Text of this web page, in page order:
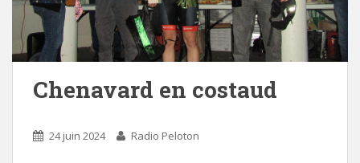
Chenavard en costaud
24 juin 2024 Radio Peloton